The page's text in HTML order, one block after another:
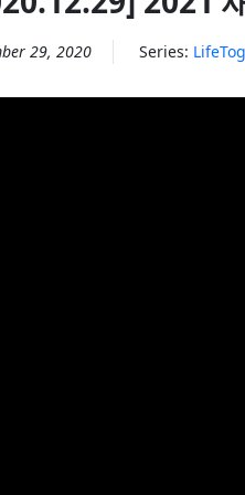
29, 2020 Series: